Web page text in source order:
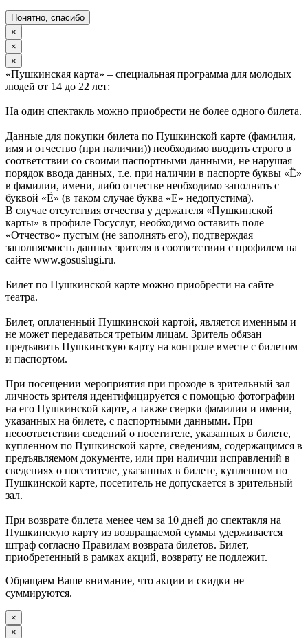
Понятно, спасибо
×
×
×
«Пушкинская карта» – специальная программа для молодых
людей от 14 до 22 лет:
На один спектакль можно приобрести не более одного билета.
Данные для покупки билета по Пушкинской карте (фамилия,
имя и отчество (при наличии)) необходимо вводить строго в
соответствии со своими паспортными данными, не нарушая
порядок ввода данных, т.е. при наличии в паспорте буквы «Ё»
в фамилии, имени, либо отчестве необходимо заполнять с
буквой «Ё» (в таком случае буква «Е» недопустима).
В случае отсутствия отчества у держателя «Пушкинской
карты» в профиле Госуслуг, необходимо оставить поле
«Отчество» пустым (не заполнять его), подтверждая
заполняемость данных зрителя в соответствии с профилем на
сайте www.gosuslugi.ru.
Билет по Пушкинской карте можно приобрести на сайте
театра.
Билет, оплаченный Пушкинской картой, является именным и
не может передаваться третьим лицам. Зритель обязан
предъявить Пушкинскую карту на контроле вместе с билетом
и паспортом.
При посещении мероприятия при проходе в зрительный зал
личность зрителя идентифицируется с помощью фотографии
на его Пушкинской карте, а также сверки фамилии и имени,
указанных на билете, с паспортными данными. При
несоответствии сведений о посетителе, указанных в билете,
купленном по Пушкинской карте, сведениям, содержащимся в
предъявляемом документе, или при наличии исправлений в
сведениях о посетителе, указанных в билете, купленном по
Пушкинской карте, посетитель не допускается в зрительный
зал.
При возврате билета менее чем за 10 дней до спектакля на
Пушкинскую карту из возвращаемой суммы удерживается
штраф согласно Правилам возврата билетов. Билет,
приобретенный в рамках акций, возврату не подлежит.
Обращаем Ваше внимание, что акции и скидки не
суммируются.
×
×